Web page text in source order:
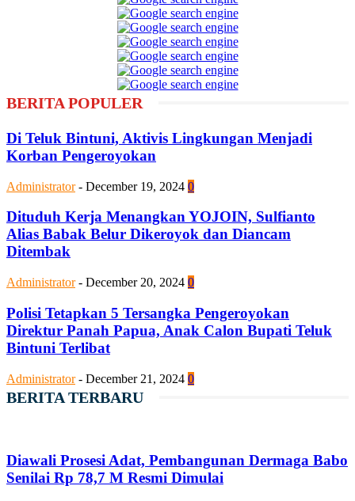
BERITA POPULER
Di Teluk Bintuni, Aktivis Lingkungan Menjadi
Korban Pengeroyokan
Administrator - December 19, 2024 0
Dituduh Kerja Menangkan YOJOIN, Sulfianto
Alias Babak Belur Dikeroyok dan Diancam
Ditembak
Administrator - December 20, 2024 0
Polisi Tetapkan 5 Tersangka Pengeroyokan
Direktur Panah Papua, Anak Calon Bupati Teluk
Bintuni Terlibat
Administrator - December 21, 2024 0
BERITA TERBARU
Diawali Prosesi Adat, Pembangunan Dermaga Babo
Senilai Rp 78,7 M Resmi Dimulai